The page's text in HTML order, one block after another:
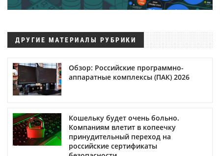
ДРУГИЕ МАТЕРИАЛЫ РУБРИКИ
Обзор: Российские программно-
аппаратные комплексы (ПАК) 2026
Кошельку будет очень больно.
Компаниям влетит в копеечку
принудительный переход на
российские сертификаты